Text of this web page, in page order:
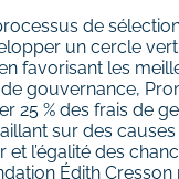
de
un cercle
favorisant les
gouvernance,
25 % des frais de
sur des
et l’égalité des
Édith